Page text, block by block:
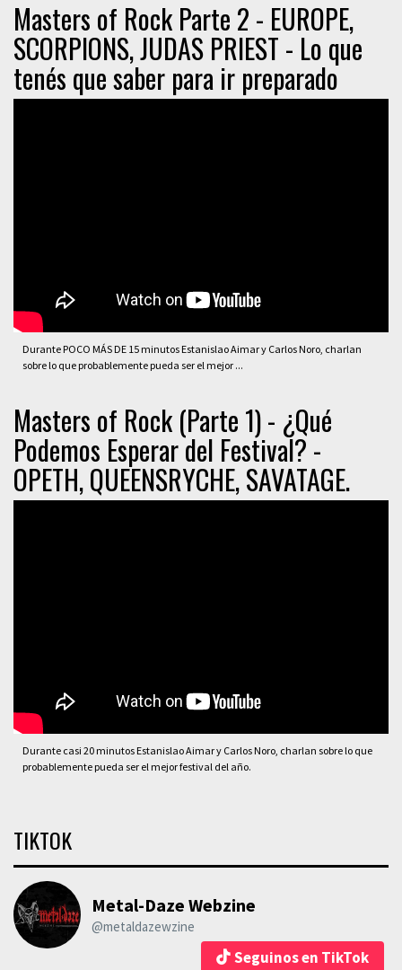
Masters of Rock Parte 2 - EUROPE,
SCORPIONS, JUDAS PRIEST - Lo que
tenés que saber para ir preparado
Durante POCO MÁS DE 15 minutos Estanislao Aimar y Carlos Noro, charlan
sobre lo que probablemente pueda ser el mejor ...
Masters of Rock (Parte 1) - ¿Qué
Podemos Esperar del Festival? -
OPETH, QUEENSRYCHE, SAVATAGE.
Durante casi 20 minutos Estanislao Aimar y Carlos Noro, charlan sobre lo que
probablemente pueda ser el mejor festival del año.
TIKTOK
Metal-Daze Webzine
@metaldazewzine
Seguinos en TikTok